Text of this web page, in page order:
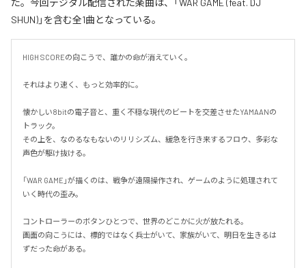
SHUN)」を含む全1曲となっている。
HIGH SCOREの向こうで、誰かの命が消えていく。
それはより速く、もっと効率的に。
懐かしい8bitの電子音と、重く不穏な現代のビートを交差させたYAMAANの
トラック。
その上を、なのるなもないのリリシズム、緩急を行き来するフロウ、多彩な
声色が駆け抜ける。
「WAR GAME」が描くのは、戦争が遠隔操作され、ゲームのように処理されて
いく時代の歪み。
コントローラーのボタンひとつで、世界のどこかに火が放たれる。
画面の向こうには、標的ではなく兵士がいて、家族がいて、明日を生きるは
ずだった命がある。